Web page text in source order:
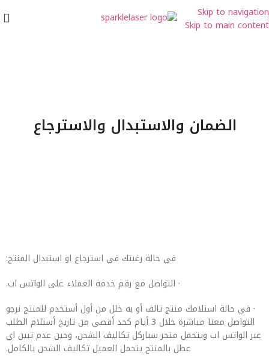
Skip to navigation
Skip to main content
الضمان والاستبدال والاسترجاع
في حالة رغبتك في استرجاع او استبدال المنتج:
· التواصل مع رقم خدمة العملاء على الواتس اب.
· في حالة استلامك منتج تالف أو به خلل من أول أستخدم للمنتج نرجو
التواصل معنا مباشرة خلال 3 أيام كحد أقصى من تاريخ أستلام الطلب
عبر الواتس اب ويتحمل متجر سباركل تكاليف الشحن، وحين عدم تبين اي
عطل بالمنتج يتحمل العميل تكاليف الشحن بالكامل.